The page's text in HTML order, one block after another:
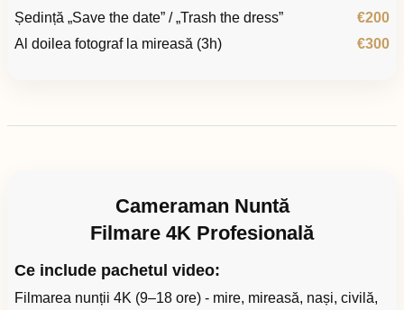
Ședință „Save the date” / „Trash the dress”
€200
Al doilea fotograf la mireasă (3h)
€300
Cameraman Nuntă
Filmare 4K Profesională
Ce include pachetul video:
Filmarea nunții 4K (9–18 ore) - mire, mireasă, nași, civilă,